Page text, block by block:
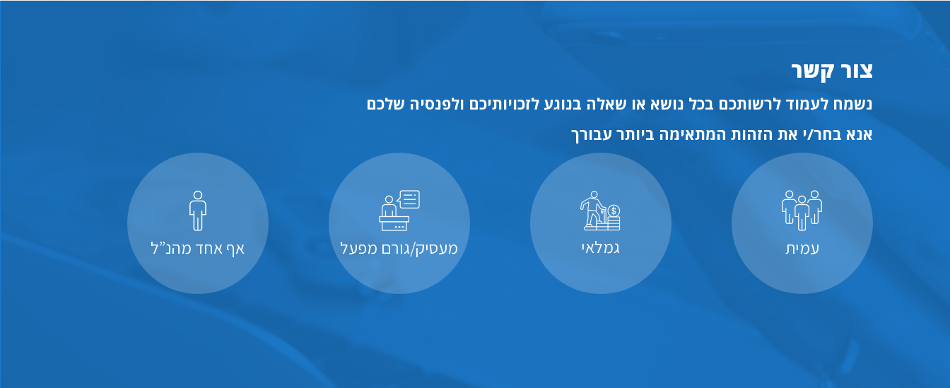
צור קשר
נשמח לעמוד לרשותכם בכל נושא או שאלה בנוגע לזכויותיכם ולפנסיה שלכם
אנא בחר/י את הזהות המתאימה ביותר עבורך
עמית גמלאי מעסיק/גורם מפעל אף אחד מהנ”ל